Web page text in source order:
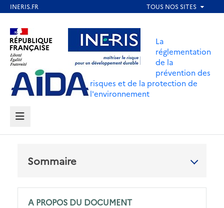
contenu
principal
Aller au contenu Aller au menu
Aller au pied de page
La
réglementation
de la
prévention des
risques et de la protection de
l'environnement
MENU
A PROPOS DU DOCUMENT
Sommaire